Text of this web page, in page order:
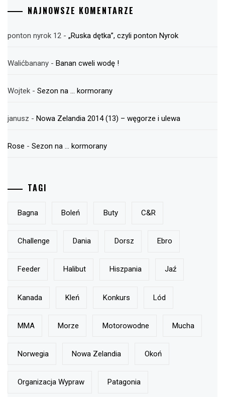
NAJNOWSZE KOMENTARZE
ponton nyrok 12 - „Ruska dętka”, czyli ponton Nyrok
Walićbanany - Banan cweli wodę !
Wojtek - Sezon na … kormorany
janusz - Nowa Zelandia 2014 (13) – węgorze i ulewa
Rose - Sezon na … kormorany
TAGI
Bagna Boleń Buty C&r
Challenge Dania Dorsz Ebro
Feeder Halibut Hiszpania Jaź
Kanada Kleń Konkurs Lód
MMA Morze Motorowodne Mucha
Norwegia Nowa Zelandia Okoń
Organizacja Wypraw Patagonia